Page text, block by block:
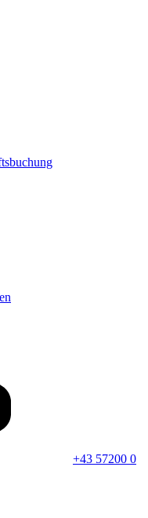
+43 57200 0